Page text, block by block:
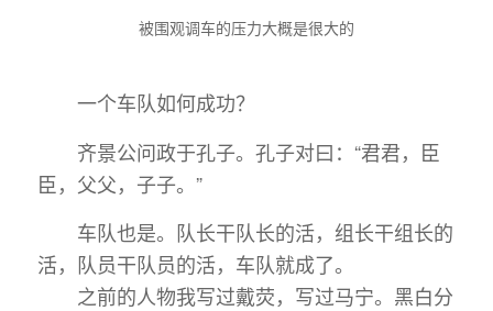
被围观调车的压力大概是很大的
一个车队如何成功？
齐景公问政于孔子。孔子对曰：“君君，臣
臣，父父，子子。”
车队也是。队长干队长的活，组长干组长的
活，队员干队员的活，车队就成了。
之前的人物我写过戴荧，写过马宁。黑白分